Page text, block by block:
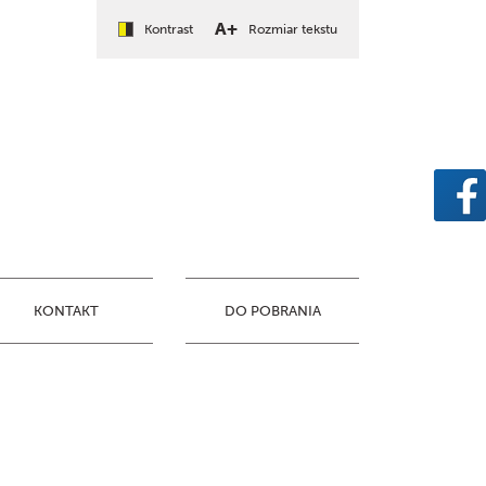
Kontrast A+ Rozmiar tekstu
KONTAKT DO POBRANIA